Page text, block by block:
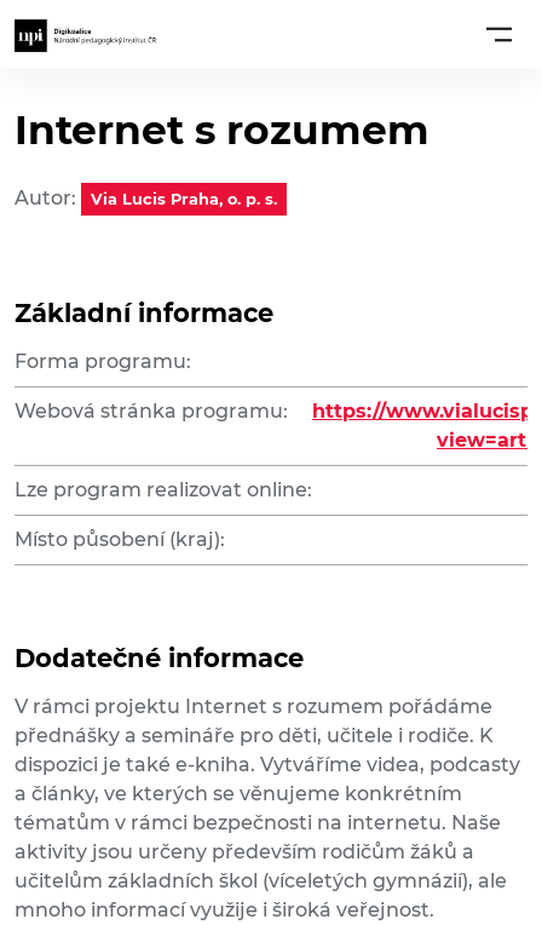
Internet s rozumem
Autor: Via Lucis Praha, o. p. s.
Základní informace
Forma programu:
Webová stránka programu:
https://
Lze program realizovat online:
Místo působení (kraj):
Dodatečné informace
V rámci projektu Internet s rozumem pořádáme
přednášky a semináře pro děti, učitele i rodiče. K
dispozici je také e-kniha. Vytváříme videa, podcasty
a články, ve kterých se věnujeme konkrétním
tématům v rámci bezpečnosti na internetu. Naše
aktivity jsou určeny především rodičům žáků a
učitelům základních škol (víceletých gymnázií), ale
mnoho informací využije i široká veřejnost.